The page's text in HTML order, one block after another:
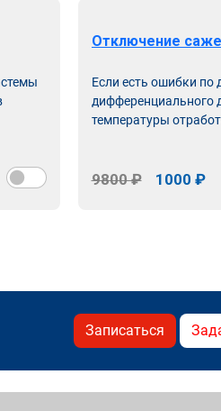
Отключение
Если есть ошибки по
дифференциального
температуры
9800 ₽ 1000 ₽
Записаться